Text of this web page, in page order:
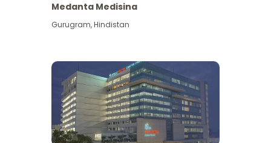
Medanta Medisina
Gurugram,Hindistan